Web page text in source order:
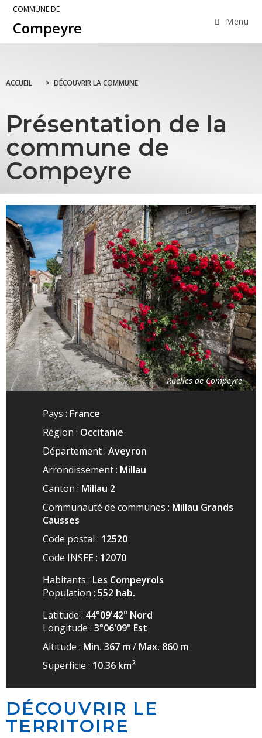
COMMUNE DE
Compeyre Menu
ACCUEIL > DÉCOUVRIR LA COMMUNE
Présentation de la
commune de
Compeyre
DÉCOUVRIR LE
TERRITOIRE
Ruelles de Compeyre
Pays : France
Région : Occitanie
Département : Aveyron
Arrondissement : Millau
Canton : Millau 2
Communauté de communes : Millau Grands
Causses
Code postal : 12520
Code INSEE : 12070
Habitants : Les Compeyrols
Population : 552 hab.
Latitude : 44°09'42" Nord
Longitude : 3°06'09" Est
Altitude : Min. 367 m/ Max. 860 m
Superficie : 10.36 km2